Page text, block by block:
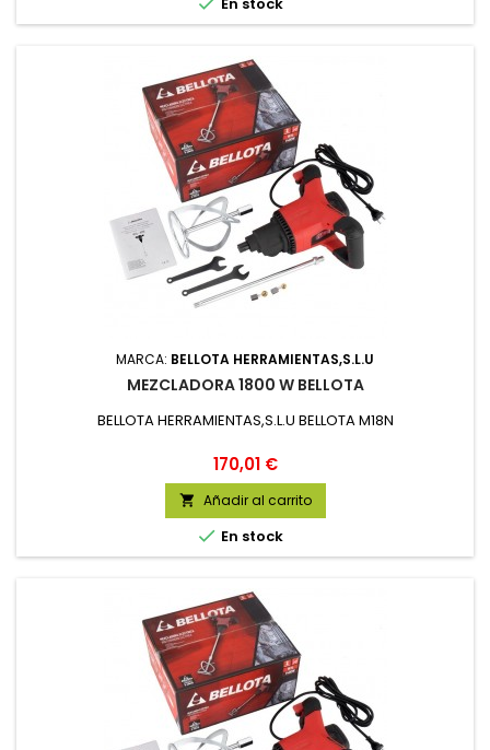
MARCA: BELLOTA HERRAMIENTAS,S.L.U
MEZCLADORA 1800 W BELLOTA
BELLOTA HERRAMIENTAS,S.L.U BELLOTA M18N
Precio
170,01 €
 Añadir al carrito
 En stock